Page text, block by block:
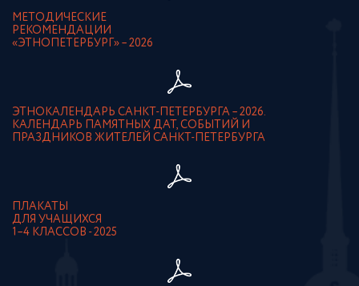
МЕТОДИЧЕСКИЕ
РЕКОМЕНДАЦИИ
«ЭТНОПЕТЕРБУРГ» – 2026
ЭТНОКАЛЕНДАРЬ САНКТ-ПЕТЕРБУРГА – 2026.
КАЛЕНДАРЬ ПАМЯТНЫХ ДАТ, СОБЫТИЙ И
ПРАЗДНИКОВ ЖИТЕЛЕЙ САНКТ-ПЕТЕРБУРГА
ПЛАКАТЫ
ДЛЯ УЧАЩИХСЯ
1–4 КЛАССОВ - 2025